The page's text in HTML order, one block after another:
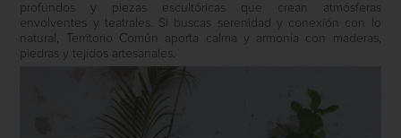
profundos y piezas escultóricas que crean atmósferas
envolventes y teatrales. Si buscas serenidad y conexión con lo
natural, Territorio Común aporta calma y armonía con maderas,
piedras y tejidos artesanales.